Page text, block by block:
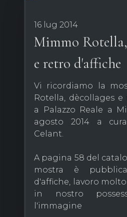
16 lug 2014
Mimmo
e retro d'affiche
Vi ricordiamo la
Rotella, dècollages
a Palazzo Reale a
agosto 2014 a
Celant.
A pagina 58 del
mostra è
d'affiche, lavoro
in nostro
l'immagine